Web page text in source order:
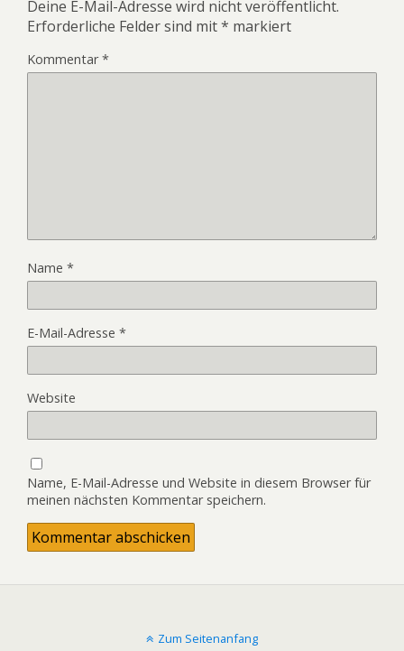
Deine E-Mail-Adresse wird nicht veröffentlicht.
Erforderliche Felder sind mit* markiert
Kommentar*
Name *
E-Mail-Adresse *
Website
Name, E-Mail-Adresse und Website in diesem Browser für
meinen nächsten Kommentar speichern.
Zum Seitenanfang